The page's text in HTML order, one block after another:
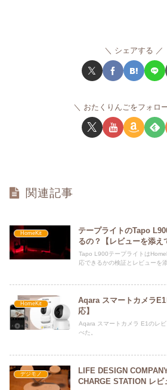
シェアする
おたくりんごをフォロ
関連記事
HomeKit
テープライトのTapo
るの？【レビューを添え
Tapo L900テープライトは
応できるかの検証とレビューを
HomeKit
Aqara スマートカメラ
応】
Aqara スマートカメラ E1のレ
べた。
デジモノ
LIFE DESIGN
CHARGE STATION レビ